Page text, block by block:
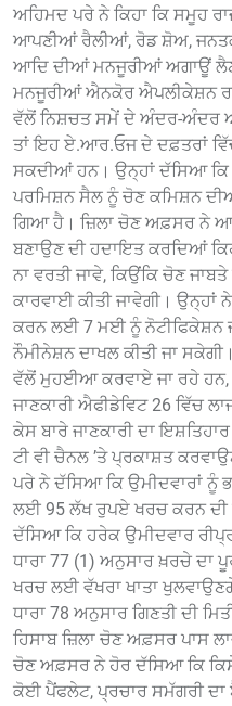
ਅਹਿਮਦ ਪਰੇ ਨੇ ਕਿਹਾ ਕਿ ਸਮੂਹ
ਆਪਣੀਆਂ ਰੈਲੀਆਂ, ਰੋਡ ਸ਼ੋਅ, ਜਨਤਕ
ਆਦਿ ਦੀਆਂ ਮਨਜੂਰੀਆਂ ਅਗਾਊਂ
ਮਨਜੂਰੀਆਂ ਐਨਕੋਰ ਐਪਲੀਕੇਸ਼ਨ
ਵੱਲੋਂ ਨਿਸ਼ਚਤ ਸਮੇਂ ਦੇ ਅੰਦਰ-ਅੰਦਰ
ਤਾਂ ਇਹ ਏ.ਆਰ.ਓਜ ਦੇ ਦਫ਼ਤਰਾਂ
ਸਕਦੀਆਂ ਹਨ। ਉਨ੍ਹਾਂ ਦੱਸਿਆ ਕਿ
ਪਰਮਿਸ਼ਨ ਸੈਲ ਨੂੰ ਚੋਣ ਕਮਿਸ਼ਨ
ਗਿਆ ਹੈ। ਜ਼ਿਲਾ ਚੋਣ ਅਫ਼ਸਰ ਨੇ
ਬਣਾਉਣ ਦੀ ਹਦਾਇਤ ਕਰਦਿਆਂ
ਨਾ ਵਰਤੀ ਜਾਵੇ, ਕਿਉਂਕਿ ਚੋਣ
ਕਾਰਵਾਈ ਕੀਤੀ ਜਾਵੇਗੀ।
ਕਰਨ ਲਈ 7 ਮਈ ਨੂੰ ਨੋਟੀਫਿਕੇਸ਼ਨ
ਨੌਮੀਨੇਸ਼ਨ ਦਾਖਲ ਕੀਤੀ ਜਾ
ਵੱਲੋਂ ਮੁਹਈਆ ਕਰਵਾਏ ਜਾ ਰਹੇ
ਜਾਣਕਾਰੀ ਐਫੀਡੇਵਿਟ 26 ਵਿੱਚ
ਕੇਸ ਬਾਰੇ ਜਾਣਕਾਰੀ ਦਾ
ਟੀ ਵੀ ਚੈਨਲ ’ਤੇ ਪ੍ਰਕਾਸ਼ਤ
ਪਰੇ ਨੇ ਦੱਸਿਆ ਕਿ ਉਮੀਦਵਾਰਾਂ ਨੂੰ
ਲਈ 95 ਲੱਖ ਰੁਪਏ ਖਰਚ ਕਰਨ ਦੀ
ਦੱਸਿਆ ਕਿ ਹਰੇਕ ਉਮੀਦਵਾਰ
ਧਾਰਾ 77 (1) ਅਨੁਸਾਰ ਖ਼ਰਚੇ ਦਾ
ਖਰਚ ਲਈ ਵੱਖਰਾ ਖਾਤਾ
ਧਾਰਾ 78 ਅਨੁਸਾਰ ਗਿਣਤੀ ਦੀ
ਹਿਸਾਬ ਜ਼ਿਲਾ ਚੋਣ ਅਫ਼ਸਰ ਪਾਸ
ਚੋਣ ਅਫ਼ਸਰ ਨੇ ਹੋਰ ਦੱਸਿਆ ਕਿ
ਕੋਈ ਪੈਂਫਲੇਟ, ਪ੍ਰਚਾਰ ਸਮੱਗਰੀ